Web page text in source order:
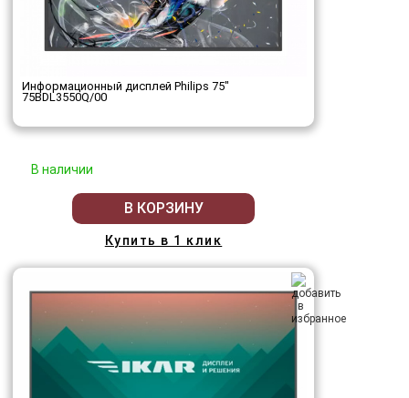
Информационный дисплей Philips 75"
75BDL3550Q/00
В наличии
В КОРЗИНУ
Купить в 1 клик